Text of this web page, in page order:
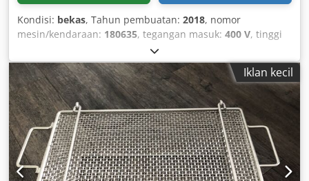
Kondisi: bekas, Tahun pembuatan: 2018, nomor
mesin/kendaraan: 180635, tegangan masuk: 400 V, tinggi
480 mm
mm, daya:4 kW (5,44 hp), diameter corong:310 mm, en
Cjdpoy Hklkefx Ai Ssha
Iklan kecil